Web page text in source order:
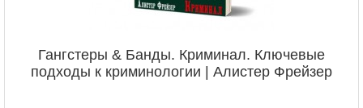
Гангстеры & Банды. Криминал. Ключевые
подходы к криминологии | Алистер Фрейзер